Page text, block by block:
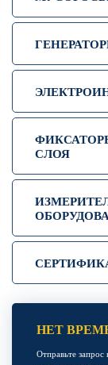
СЛОЯ
НЕТ
Отправьте